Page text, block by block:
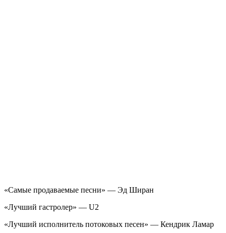
«Самые продаваемые песни» — Эд Ширан
«Лучший гастролер» — U2
«Лучший исполнитель потоковых песен» — Кендрик Ламар